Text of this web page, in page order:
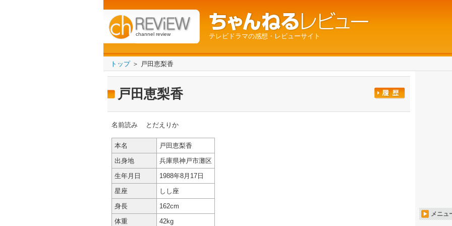
channel review テレビドラマの感想・レビューサイト
トップ＞ 戸田恵梨香
戸田恵梨香
名前読み とだえりか
本名
戸田恵梨香
出身地
兵庫県神戸市灘区
生年月日
1988年8月17日
星座
しし座
身長
162cm
体重
42kg
メニュ